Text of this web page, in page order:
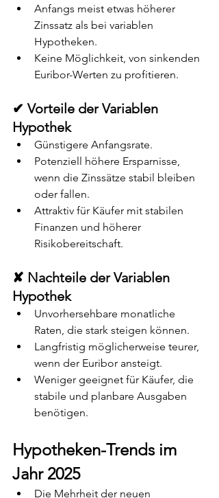
Anfangs meist etwas höherer
Zinssatz als bei variablen
Hypotheken.
Keine Möglichkeit, von sinkenden
Euribor-Werten zu profitieren.
✔ Vorteile der Variablen
Hypothek
Günstigere Anfangsrate.
Potenziell höhere Ersparnisse,
wenn die Zinssätze stabil bleiben
oder fallen.
Attraktiv für Käufer mit stabilen
Finanzen und höherer
Risikobereitschaft.
✘ Nachteile der Variablen
Hypothek
Unvorhersehbare monatliche
Raten, die stark steigen können.
Langfristig möglicherweise teurer,
wenn der Euribor ansteigt.
Weniger geeignet für Käufer, die
stabile und planbare Ausgaben
benötigen.
Hypotheken-Trends im
Jahr 2025
Die Mehrheit der neuen